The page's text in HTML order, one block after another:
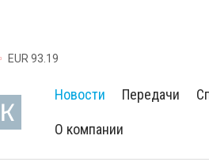
EUR 93.19
Новости Передачи
О компании